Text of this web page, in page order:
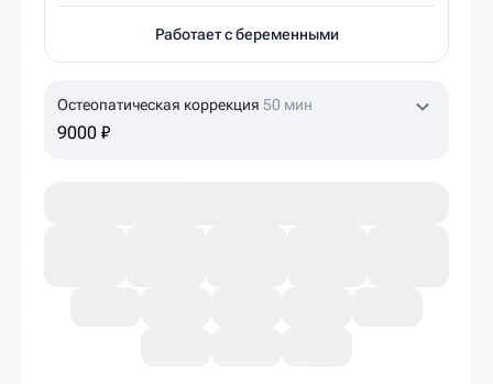
Работает с беременными
Остеопатическая коррекция 50 мин
9000 ₽